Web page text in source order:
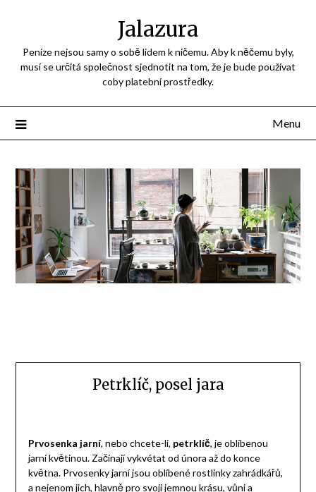
Jalazura
Peníze nejsou samy o sobě lidem k ničemu. Aby k něčemu byly,
musí se určitá společnost sjednotit na tom, že je bude používat
coby platební prostředky.
Menu
Petrklíč, posel jara
Prvosenka jarní, nebo chcete-li, petrklíč, je oblíbenou
jarní květinou. Začínají vykvétat od února až do konce
května. Prvosenky jarní jsou oblíbené rostlinky zahrádkářů,
a nejenom jich, hlavně pro svoji jemnou krásu, vůni a